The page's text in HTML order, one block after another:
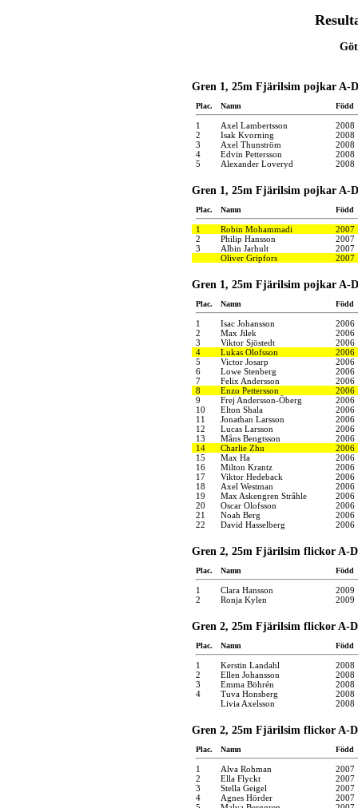
Gren 1, 25m Fjärilsim pojkar A-
Plac. Namn Född
1 Axel Lambertsson
2008
2
Isak Kvorning
2008
3
Axel Thunström
2008
4
Edvin Pettersson
2008
5
Alexander Loveryd 2008
Gren 1, 25m Fjärilsim pojkar A-
Plac. Namn Född
1 Robin Mohammadi
2007
2
Philip Hansson
2007
3
Albin Jarhult
2007
Oliver Gripfors
2007
Gren 1, 25m Fjärilsim pojkar A-
Plac. Namn Född
1 Isac Johansson
2006
2
Max Jilek
2006
3
Viktor Sjöstedt
2006
4
Lukas Olofsson
2006
5
Victor Josarp
2006
6
Lowe Stenberg
2006
7
Felix Andersson
2006
8
Enzo Pettersson
2006
9
Frej Andersson-Öberg
2006
10
Elton Shala
2006
11
Jonathan Larsson
2006
12
Lucas Larsson
2006
13
Måns Bengtsson
2006
14
Charlie Zhu
2006
15
Max Ha
2006
16
Milton Krantz
2006
17
Viktor Hedeback
2006
18
Axel Westman
2006
19
Max Askengren Stråhle
2006
20
Oscar Olofsson
2006
21
Noah Berg
2006
22
David Hasselberg 2006
Gren 2, 25m Fjärilsim flickor A-
Plac. Namn Född
1 Clara Hansson
2009
2
Ronja Kylen 2009
Gren 2, 25m Fjärilsim flickor A-
Plac. Namn Född
1 Kerstin Landahl
2008
2
Ellen Johansson
2008
3
Emma Böhrén
2008
4
Tuva Honsberg
2008
Livia Axelsson
2008
Gren 2, 25m Fjärilsim flickor A-
Plac. Namn Född
1 Alva Rohman
2007
2
Ella Flyckt
2007
3
Stella Geigel
2007
4
Agnes Hörder
2007